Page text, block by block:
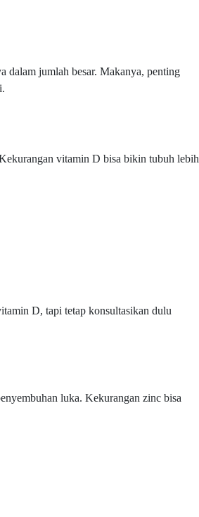
dalam jumlah besar. Makanya, penting
vitamin D bisa bikin tubuh lebih
D, tapi tetap konsultasikan dulu
luka. Kekurangan zinc bisa